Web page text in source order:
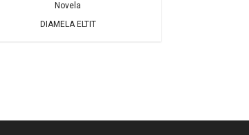
Novela
DIAMELA ELTIT